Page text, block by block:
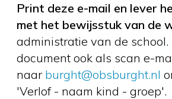
Print deze e-mail en lever
met het bewijsstuk van de
administratie van de
document ook als scan e-
naar burght@obsburght.nl
'Verlof - naam kind - groep'.